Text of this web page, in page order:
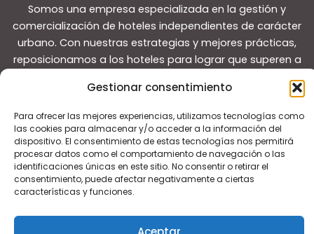
Gestionar consentimiento
Para ofrecer las mejores experiencias, utilizamos tecnologías como
las cookies para almacenar y/o acceder a la información del
dispositivo. El consentimiento de estas tecnologías nos permitirá
procesar datos como el comportamiento de navegación o las
identificaciones únicas en este sitio. No consentir o retirar el
consentimiento, puede afectar negativamente a ciertas
características y funciones.
Somos una empresa especializada en la gestión y
comercialización de hoteles independientes de carácter
urbano. Con nuestras estrategias y mejores prácticas,
reposicionamos a los hoteles para lograr que superen a
sus competidores y convertirlos en líderes del mercado
local.
Copyright © 2026 Guías de viaje